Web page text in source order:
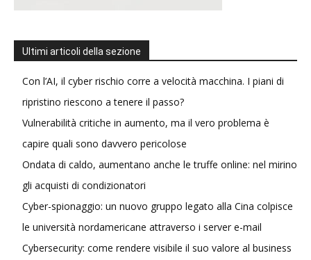
Ultimi articoli della sezione
Con l’AI, il cyber rischio corre a velocità macchina. I piani di
ripristino riescono a tenere il passo?
Vulnerabilità critiche in aumento, ma il vero problema è
capire quali sono davvero pericolose
Ondata di caldo, aumentano anche le truffe online: nel mirino
gli acquisti di condizionatori
Cyber-spionaggio: un nuovo gruppo legato alla Cina colpisce
le università nordamericane attraverso i server e-mail
Cybersecurity: come rendere visibile il suo valore al business